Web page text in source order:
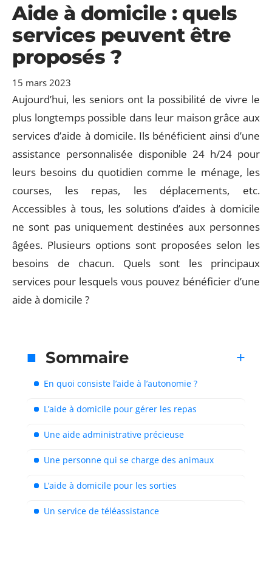
Aide à domicile : quels
services peuvent être
proposés ?
15 mars 2023
Aujourd’hui, les seniors ont la possibilité de vivre le
plus longtemps possible dans leur maison grâce aux
services d’aide à domicile. Ils bénéficient ainsi d’une
assistance personnalisée disponible 24 h/24 pour
leurs besoins du quotidien comme le ménage, les
courses, les repas, les déplacements, etc.
Accessibles à tous, les solutions d’aides à domicile
ne sont pas uniquement destinées aux personnes
âgées. Plusieurs options sont proposées selon les
besoins de chacun. Quels sont les principaux
services pour lesquels vous pouvez bénéficier d’une
aide à domicile ?
Sommaire
En quoi consiste l’aide à l’autonomie ?
L’aide à domicile pour gérer les repas
Une aide administrative précieuse
Une personne qui se charge des animaux
L’aide à domicile pour les sorties
Un service de téléassistance